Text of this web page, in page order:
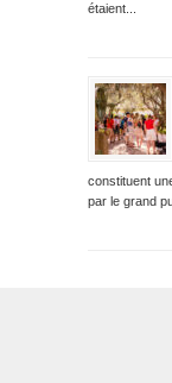
étaient...
constituent
par le grand